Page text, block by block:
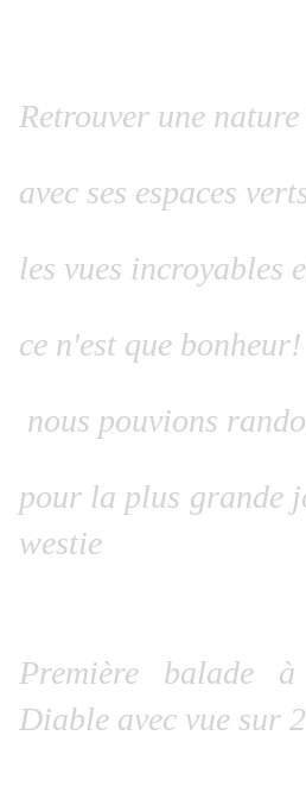
Retrouver une
avec ses espaces
les vues incroyables
ce n'est que bonheur!
nous pouvions
pour la plus grande
westie
Première balade
Diable avec vue sur